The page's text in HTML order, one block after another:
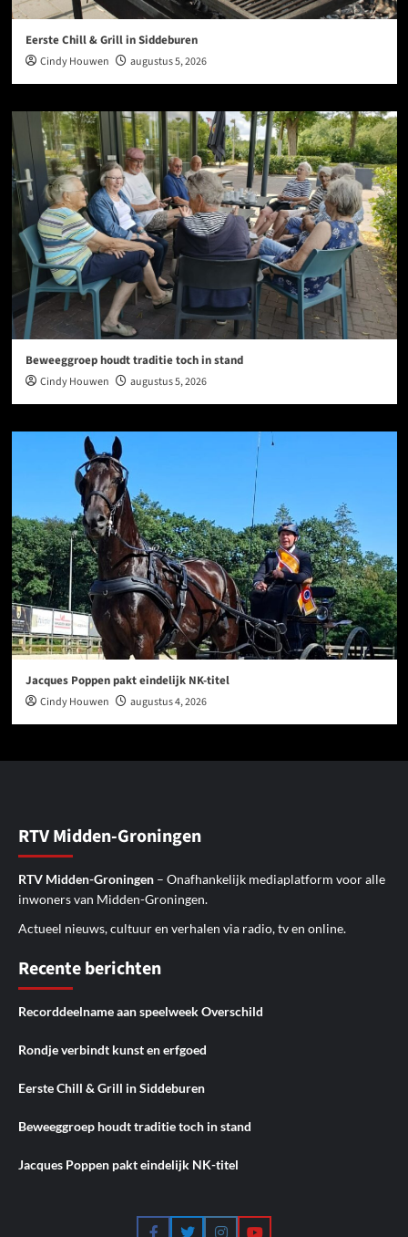
Eerste Chill & Grill in Siddeburen
Cindy Houwen augustus 5, 2026
Beweeggroep houdt traditie toch in stand
Cindy Houwen augustus 5, 2026
Jacques Poppen pakt eindelijk NK-titel
Cindy Houwen augustus 4, 2026
RTV Midden-Groningen
RTV Midden-Groningen – Onafhankelijk mediaplatform voor alle
inwoners van Midden-Groningen.
Actueel nieuws, cultuur en verhalen via radio, tv en online.
Recente berichten
Recorddeelname aan speelweek Overschild
Rondje verbindt kunst en erfgoed
Eerste Chill & Grill in Siddeburen
Beweeggroep houdt traditie toch in stand
Jacques Poppen pakt eindelijk NK-titel